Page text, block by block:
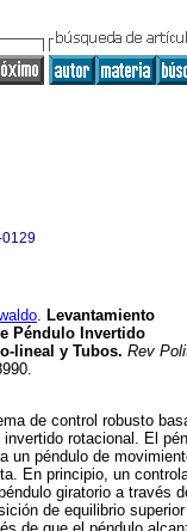
0129
. Levantamiento
Péndulo Invertido
lineal y Tubos. Rev
de control robusto
rotacional. El
un péndulo de
En principio, un
giratorio a través
de equilibrio